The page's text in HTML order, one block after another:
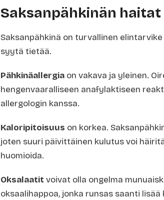
Saksanpähkinän haitat
Saksanpähkinä on turvallinen
syytä tietää.
Pähkinäallergia on vakava ja yleinen.
hengenvaaralliseen anafylaktiseen
allergologin kanssa.
Kaloripitoisuus on korkea.
joten suuri päivittäinen kulutus voi
huomioida.
Oksalaatit voivat olla ongelma
oksaalihappoa, jonka runsas saanti